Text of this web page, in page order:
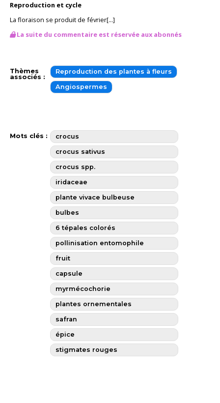
Reproduction et cycle
La floraison se produit de février[...]
La suite du commentaire est réservée aux abonnés
Thèmes
associés :
Reproduction des plantes à fleurs
Angiospermes
Mots clés : crocus
crocus sativus
crocus spp.
iridaceae
plante vivace bulbeuse
bulbes
6 tépales colorés
pollinisation entomophile
fruit
capsule
myrmécochorie
plantes ornementales
safran
épice
stigmates rouges